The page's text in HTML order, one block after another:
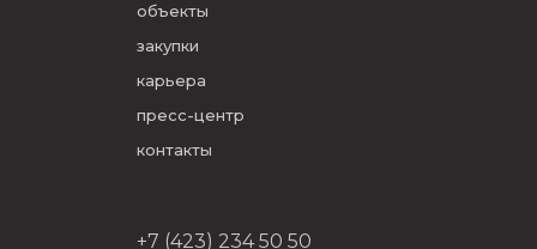
объекты
закупки
карьера
пресс-центр
контакты
+7 (423) 234 50 50